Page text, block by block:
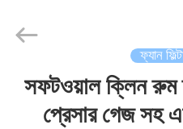
বাড়ি
Technology
Company.
ফ্যান
সফটওয়াল ক্লিন রুম
প্রেসার গেজ সহ